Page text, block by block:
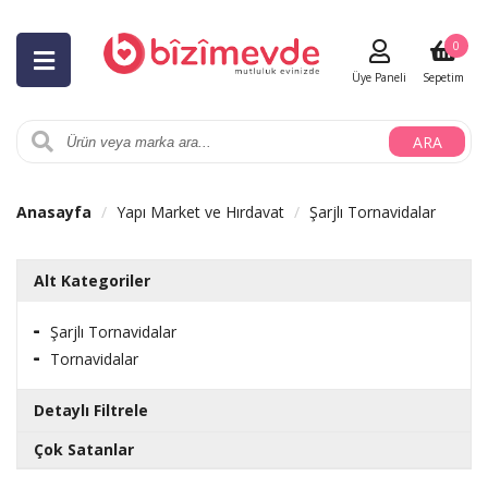
ARA
Üye Paneli Sepetim
0
Anasayfa Yapı Market ve Hırdavat Şarjlı Tornavidalar
Alt Kategoriler
Şarjlı Tornavidalar
Tornavidalar
Detaylı Filtrele
Çok Satanlar